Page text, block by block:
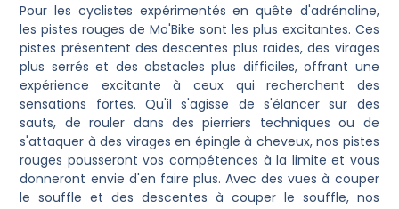
Pour les cyclistes expérimentés en quête d'adrénaline,
les pistes rouges de Mo'Bike sont les plus excitantes. Ces
pistes présentent des descentes plus raides, des virages
plus serrés et des obstacles plus difficiles, offrant une
expérience excitante à ceux qui recherchent des
sensations fortes. Qu'il s'agisse de s'élancer sur des
sauts, de rouler dans des pierriers techniques ou de
s'attaquer à des virages en épingle à cheveux, nos pistes
rouges pousseront vos compétences à la limite et vous
donneront envie d'en faire plus. Avec des vues à couper
le souffle et des descentes à couper le souffle, nos